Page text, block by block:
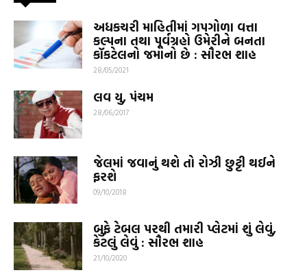
અધકચરી માહિતીમાં ગપગોળા વત્તા
કલ્પના તથા પૂર્વગ્રહો ઉમેરીને બનતા
કૉકટેલનો જમાનો છે : સૌરભ શાહ
28/05/2021
લવ યુ, પંચમ
28/06/2017
જેલમાં જવાનું થશે તો રોઝી છુટ્ટી થઈને
ફરશે
09/10/2018
બુફે ટેબલ પરથી તમારી પ્લેટમાં શું લેવું,
કેટલું લેવું : સૌરભ શાહ
21/10/2020